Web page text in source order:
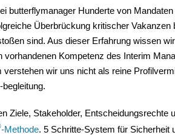
butterflymanager Hunderte von
Überbrückung kritischer
sind. Aus dieser Erfahrung wissen
vorhandenen Kompetenz des Interim
wir uns nicht als reine
Ziele, Stakeholder, Entscheidungsrechte
-Methode. 5 Schritte-System für Sicherheit